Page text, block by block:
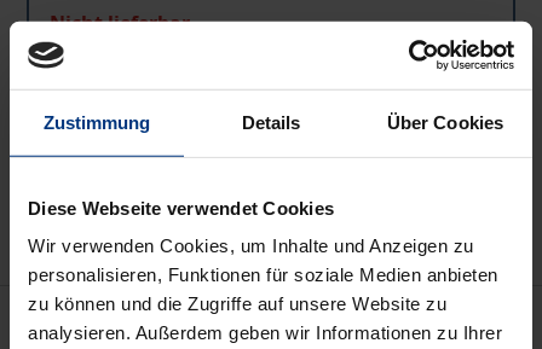
Zustimmung Details Über Cookies
Diese Webseite verwendet Cookies
Wir verwenden Cookies, um Inhalte und Anzeigen zu
personalisieren, Funktionen für soziale Medien anbieten
zu können und die Zugriffe auf unsere Website zu
analysieren. Außerdem geben wir Informationen zu Ihrer
Nicht lieferbar
In den Warenkorb
Zur Wunschliste hinzufügen
Bibliografische Angaben